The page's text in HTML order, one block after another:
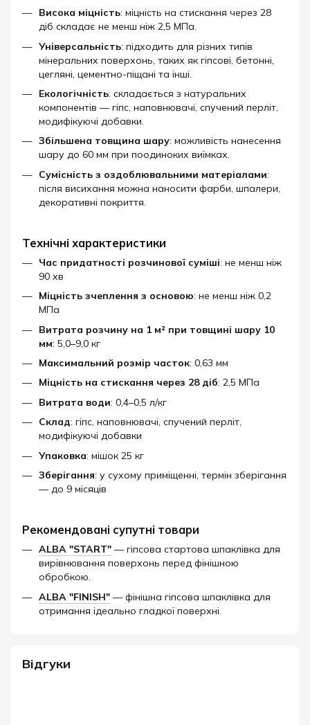
Висока міцність: міцність на стискання через 28
діб складає не менш ніж 2,5 МПа.
Універсальність: підходить для різних типів
мінеральних поверхонь, таких як гіпсові, бетонні,
цегляні, цементно-піщані та інші.
Екологічність: складається з натуральних
компонентів — гіпс, наповнювачі, спучений перліт,
модифікуючі добавки.
Збільшена товщина шару: можливість нанесення
шару до 60 мм при поодиноких виїмках.
Сумісність з оздоблювальними матеріалами:
після висихання можна наносити фарби, шпалери,
декоративні покриття.
Технічні характеристики
Час придатності розчинової суміші: не менш ніж
90 хв
Міцність зчеплення з основою: не менш ніж 0,2
МПа
Витрата розчину на 1 м² при товщині шару 10
мм: 5,0–9,0 кг
Максимальний розмір часток: 0,63 мм
Міцність на стискання через 28 діб: 2,5 МПа
Витрата води: 0,4–0,5 л/кг
Склад: гіпс, наповнювачі, спучений перліт,
модифікуючі добавки
Упаковка: мішок 25 кг
Зберігання: у сухому приміщенні, термін зберігання
— до 9 місяців
Рекомендовані супутні товари
ALBA "START" — гіпсова стартова шпаклівка для
вирівнювання поверхонь перед фінішною
обробкою.
ALBA "FINISH" — фінішна гіпсова шпаклівка для
отримання ідеально гладкої поверхні.
Відгуки